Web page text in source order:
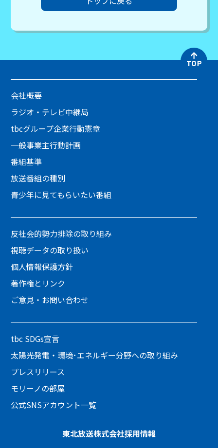
会社概要
ラジオ・テレビ中継局
tbcグループ企業行動憲章
一般事業主行動計画
番組基準
放送番組の種別
青少年に見てもらいたい番組
反社会的勢力排除の取り組み
視聴データの取り扱い
個人情報保護方針
著作権とリンク
ご意見・お問い合わせ
tbc SDGs宣言
太陽光発電・環境･エネルギー分野への取り組み
プレスリリース
モリーノの部屋
公式SNSアカウント一覧
東北放送株式会社採用情報